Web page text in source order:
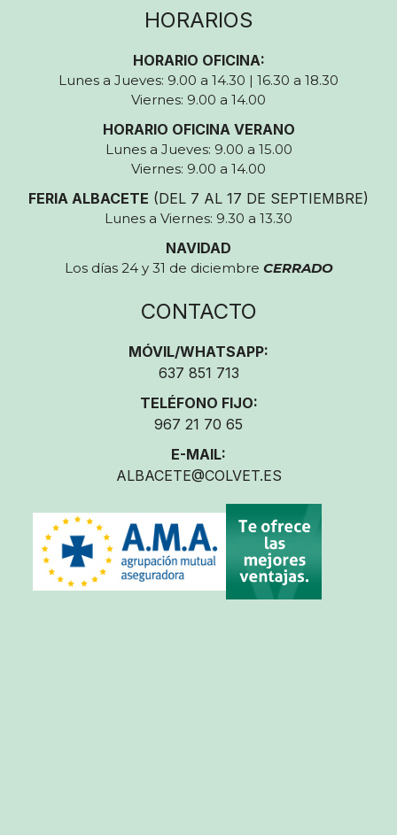
HORARIOS
HORARIO OFICINA:
Lunes a Jueves: 9.00 a 14.30 | 16.30 a 18.30
Viernes: 9.00 a 14.00
HORARIO OFICINA VERANO
Lunes a Jueves: 9.00 a 15.00
Viernes: 9.00 a 14.00
FERIA ALBACETE (DEL 7 AL 17 DE SEPTIEMBRE)
Lunes a Viernes: 9.30 a 13.30
NAVIDAD
Los días 24 y 31 de diciembre CERRADO
CONTACTO
MÓVIL/WHATSAPP:
637 851 713
TELÉFONO FIJO:
967 21 70 65
E-MAIL:
ALBACETE@COLVET.ES